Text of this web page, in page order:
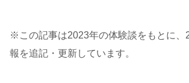
※この記事は2023年の体験談をもとに、
報を追記・更新しています。